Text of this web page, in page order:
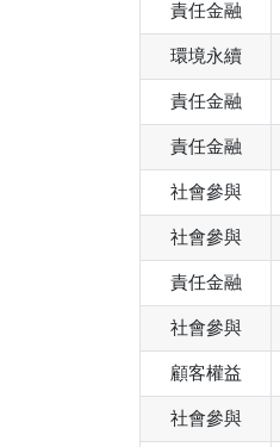
責任金融
環境永續
責任金融
責任金融
社會參與
社會參與
責任金融
社會參與
顧客權益
社會參與